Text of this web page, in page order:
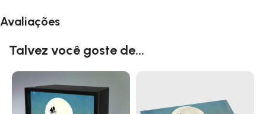
Avaliações
Talvez você goste de...